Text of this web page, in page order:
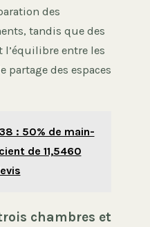
des
tandis que des
l’équilibre entre les
partage des espaces
: 50% de main-
de 11,5460
chambres et